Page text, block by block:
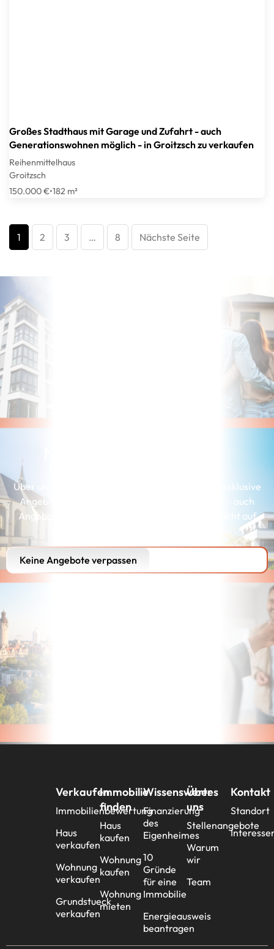
Großes Stadthaus mit Garage und Zufahrt - auch
Generationswohnen möglich - in Groitzsch zu verkaufen
Reihenmittelhaus
Groitzsch
150.000 €•182 m²
1 2 3 … 8 Nächste Seite
Über unserer Interessenkartei erhalten Kunden exklusive
Angebote, die genau zu ihren Wünschen passen – auch
Angebote, die wir aus Gründen der Diskretion nicht auf
Keine Angebote verpassen
Verkaufen
Immobilienbewertung
Haus
verkaufen
Wohnung
verkaufen
Grundstueck
verkaufen
Immobilie
finden
Haus
kaufen
Wohnung
kaufen
Wohnung
mieten
Wissenswertes
Finanzierung
des
Eigenheimes
10
Gründe
für eine
Immobilie
Energieausweis
beantragen
Über
uns
Stellenangebote
Warum
wir
Team
Kontakt
Standort